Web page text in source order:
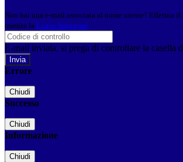
Non hai una e-mail associata al nome utente? Effettua il
tramite la Login Spaggiari
E-mail inviata, si prega di controllare la casella
Errore
Chiudi
Successo
Chiudi
Informazione
Chiudi